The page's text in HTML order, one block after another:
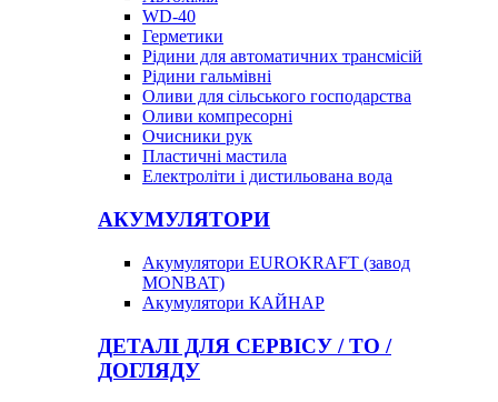
WD-40
Герметики
Рідини для автоматичних трансмісій
Рідини гальмівні
Оливи для сільського господарства
Оливи компресорні
Очисники рук
Пластичні мастила
Електроліти і дистильована вода
АКУМУЛЯТОРИ
Акумулятори EUROKRAFT (завод
MONBAT)
Акумулятори КАЙНАР
ДЕТАЛІ ДЛЯ СЕРВІСУ / ТО /
ДОГЛЯДУ